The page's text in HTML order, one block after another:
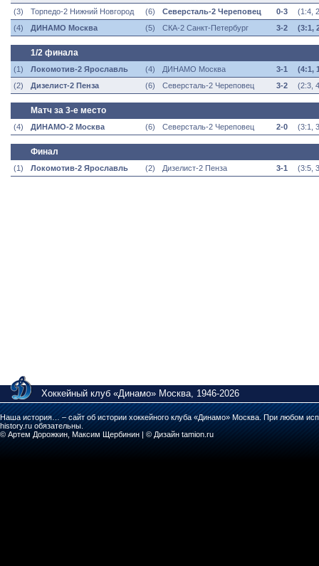
(3)
Торпедо-2 Нижний Новгород (6) Северсталь-2 Череповец 0-3 (1:4,
(4)
ДИНАМО Москва (5) СКА-2 Санкт-Петербург 3-2 (3:1,
1/2 финала
(1) Локомотив-2 Ярославль (4) ДИНАМО Москва 3-1
(4:1,
(2)
Дизелист-2 Пенза (6) Северсталь-2 Череповец 3-2 (2:3,
Матч за 3-е место
(4) ДИНАМО-2 Москва (6) Северсталь-2 Череповец 2-0 (3:1,
Финал
(1) Локомотив-2 Ярославль (2) Дизелист-2 Пенза 3-1 (3:5,
Хоккейный клуб «Динамо» Москва, 1946-2026
Наша история… – сайт об истории хоккейного клуба «Динамо» Москва. При любом
history.ru обязательны.
© Артем Дорожкин, Максим Щербинин | © Дизайн tamion.ru